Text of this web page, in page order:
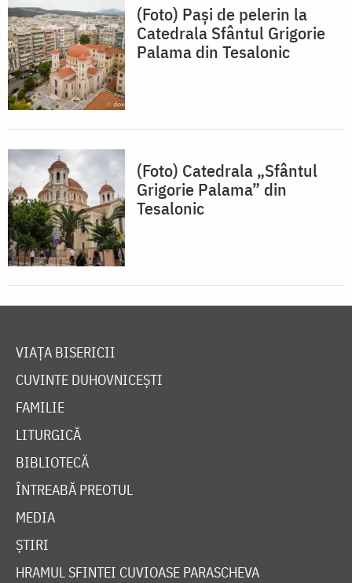
(Foto) Pași de pelerin la
Catedrala Sfântul Grigorie
Palama din Tesalonic
(Foto) Catedrala „Sfântul
Grigorie Palama” din
Tesalonic
VIAȚA BISERICII
CUVINTE DUHOVNICEȘTI
FAMILIE
LITURGICĂ
BIBLIOTECĂ
ÎNTREABĂ PREOTUL
MEDIA
ȘTIRI
HRAMUL SFINTEI CUVIOASE PARASCHEVA